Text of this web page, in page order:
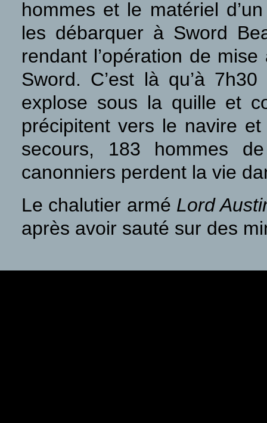
hommes et le matériel
les débarquer à Sword
rendant l’opération de
Sword. C’est là qu’à
explose sous la quille et
précipitent vers le navire
secours, 183 hommes
canonniers perdent la vie
Le chalutier armé Lord
après avoir sauté sur des